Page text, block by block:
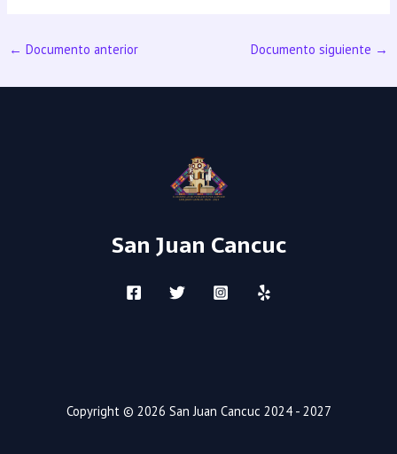
← Documento anterior Documento siguiente →
San Juan Cancuc
Copyright © 2026 San Juan Cancuc 2024 - 2027